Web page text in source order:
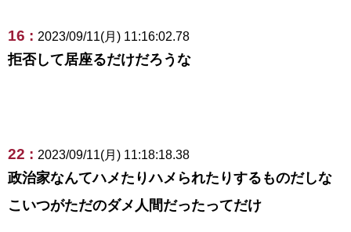
16 : 2023/09/11(月) 11:16:02.78
拒否して居座るだけだろうな
22 : 2023/09/11(月) 11:18:18.38
政治家なんてハメたりハメられたりするものだしな
こいつがただのダメ人間だったってだけ